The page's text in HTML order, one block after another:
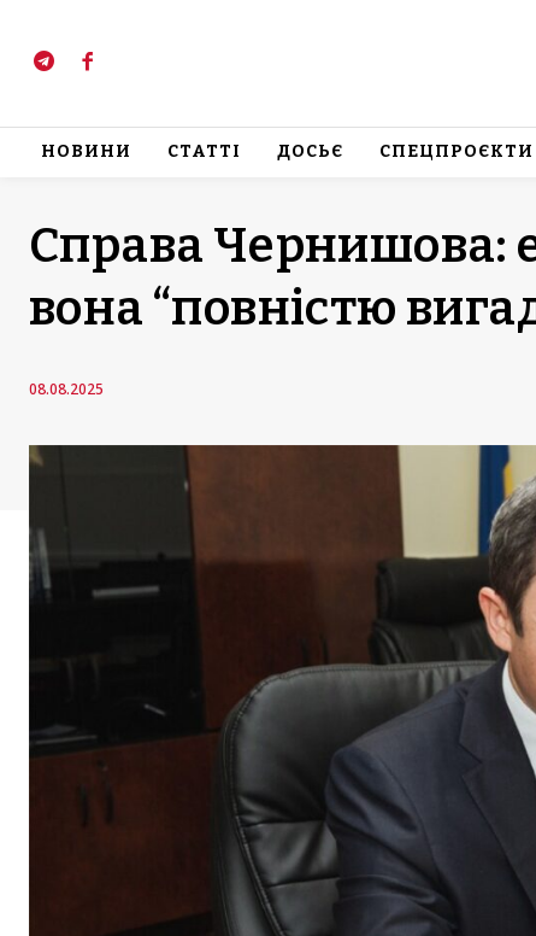
НОВИНИ СТАТТІ ДОСЬЄ СПЕЦПРОЄКТИ
Справа Чернишова:
вона “повністю
08.08.2025